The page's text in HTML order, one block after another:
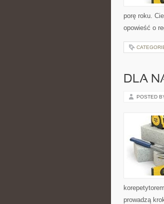
porę roku.
opowieść o
DLA
POSTED
prowadzą